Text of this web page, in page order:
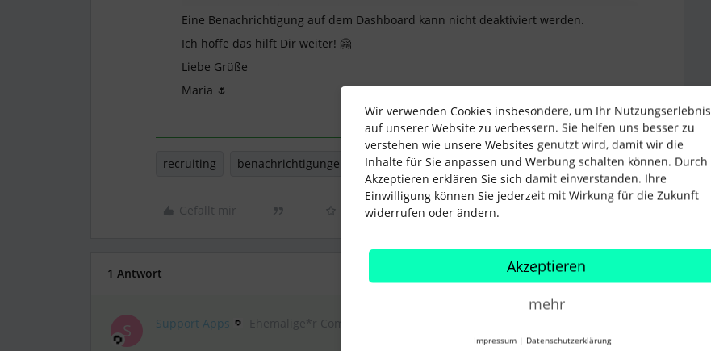
Eine Benachrichtigung auf dem Dashboard kann nicht deaktiviert werden.
Ich hoffe das hilft Dir weiter! 🤗
Liebe Grüße
Maria 🌷
recruiting benachrichtigungen eMail
Gefällt mir Teilen
1 Antwort
S Support Apps
Forum|Forum|3 years ago
Wir verwenden Cookies insbesondere, um Ihr Nutzungserlebnis
auf unserer Website zu verbessern. Sie helfen uns besser zu
verstehen wie unsere Websites genutzt wird, damit wir die
Inhalte für Sie anpassen und Werbung schalten können. Durch
Akzeptieren erklären Sie sich damit einverstanden. Ihre
Einwilligung können Sie jederzeit mit Wirkung für die Zukunft
widerrufen oder ändern.
Akzeptieren
mehr
Impressum | Datenschutzerklärung